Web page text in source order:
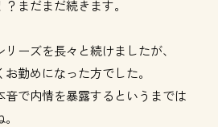
まだまだ続きます。
ーズを長々と続けましたが、
勤めになった方でした。
音で内情を暴露するというまでは